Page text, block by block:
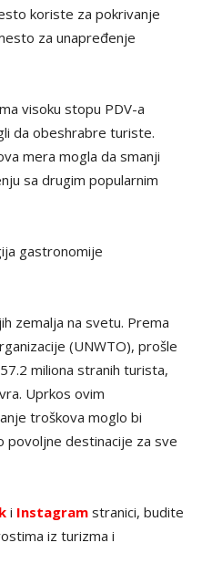
koriste za pokrivanje
za unapređenje
visoku stopu PDV-a
da obeshrabre turiste.
mera mogla da smanji
sa drugim popularnim
gastronomije
zemalja na svetu. Prema
(UNWTO), prošle
miliona stranih turista,
Uprkos ovim
troškova moglo bi
povoljne destinacije za sve
i Instagram stranici, budite
iz turizma i